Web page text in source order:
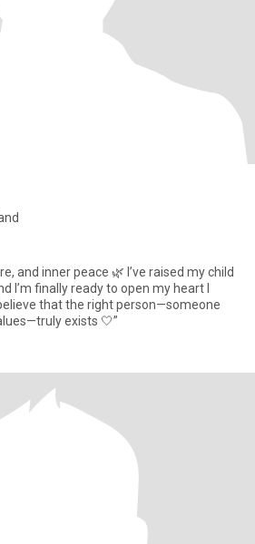
and inner peace 🌿 I’ve raised my child
I’m finally ready to open my heart I
that the right person—someone
exists 🤍”